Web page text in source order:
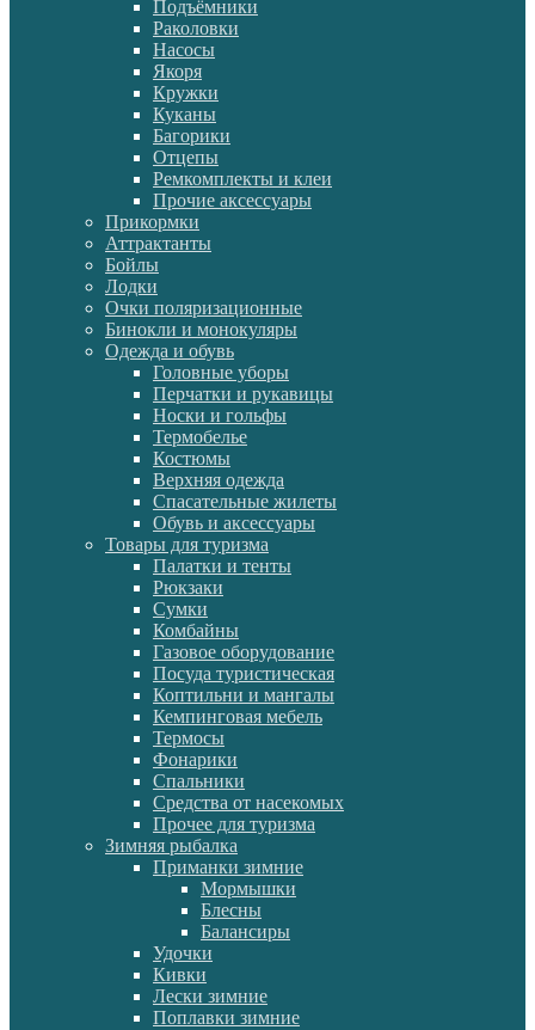
Подъёмники
Раколовки
Насосы
Якоря
Кружки
Куканы
Багорики
Отцепы
Ремкомплекты и клеи
Прочие аксессуары
Прикормки
Аттрактанты
Бойлы
Лодки
Очки поляризационные
Бинокли и монокуляры
Одежда и обувь
Головные уборы
Перчатки и рукавицы
Носки и гольфы
Термобелье
Костюмы
Верхняя одежда
Спасательные жилеты
Обувь и аксессуары
Товары для туризма
Палатки и тенты
Рюкзаки
Сумки
Комбайны
Газовое оборудование
Посуда туристическая
Коптильни и мангалы
Кемпинговая мебель
Термосы
Фонарики
Спальники
Средства от насекомых
Прочее для туризма
Зимняя рыбалка
Приманки зимние
Мормышки
Блесны
Балансиры
Удочки
Кивки
Лески зимние
Поплавки зимние